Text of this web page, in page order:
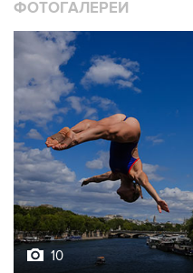
ФОТОГАЛЕРЕИ
10